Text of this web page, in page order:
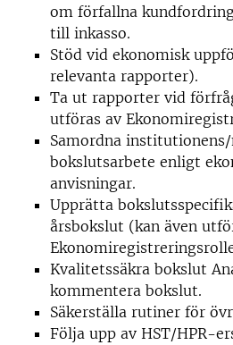
om förfallna
till inkasso.
Stöd vid ekonomisk
relevanta rapporter).
Ta ut rapporter vid
utföras av
Samordna
bokslutsarbete enligt
anvisningar.
Upprätta
årsbokslut (kan även
Kvalitetssäkra bokslut
kommentera bokslut.
Säkerställa rutiner för
Följa upp av HST/HPR-